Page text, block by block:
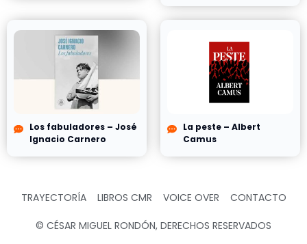
Los fabuladores – José
Ignacio Carnero
La peste – Albert
Camus
TRAYECTORÍA LIBROS CMR VOICE OVER CONTACTO
© CÉSAR MIGUEL RONDÓN, DERECHOS RESERVADOS